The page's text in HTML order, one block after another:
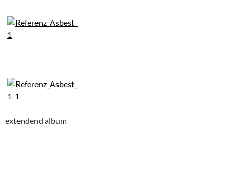
extendend album